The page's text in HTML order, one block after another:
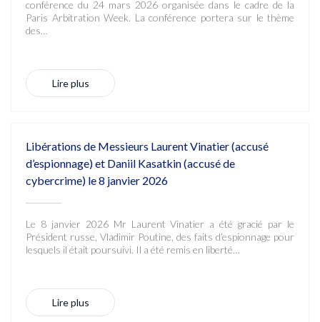
conférence du 24 mars 2026 organisée dans le cadre de la
Paris Arbitration Week. La conférence portera sur le thème
des…
Lire plus
Libérations de Messieurs Laurent Vinatier (accusé
d’espionnage) et Daniil Kasatkin (accusé de
cybercrime) le 8 janvier 2026
Le 8 janvier 2026 Mr Laurent Vinatier a été gracié par le
Président russe, Vladimir Poutine, des faits d’espionnage pour
lesquels il était poursuivi. Il a été remis en liberté…
Lire plus